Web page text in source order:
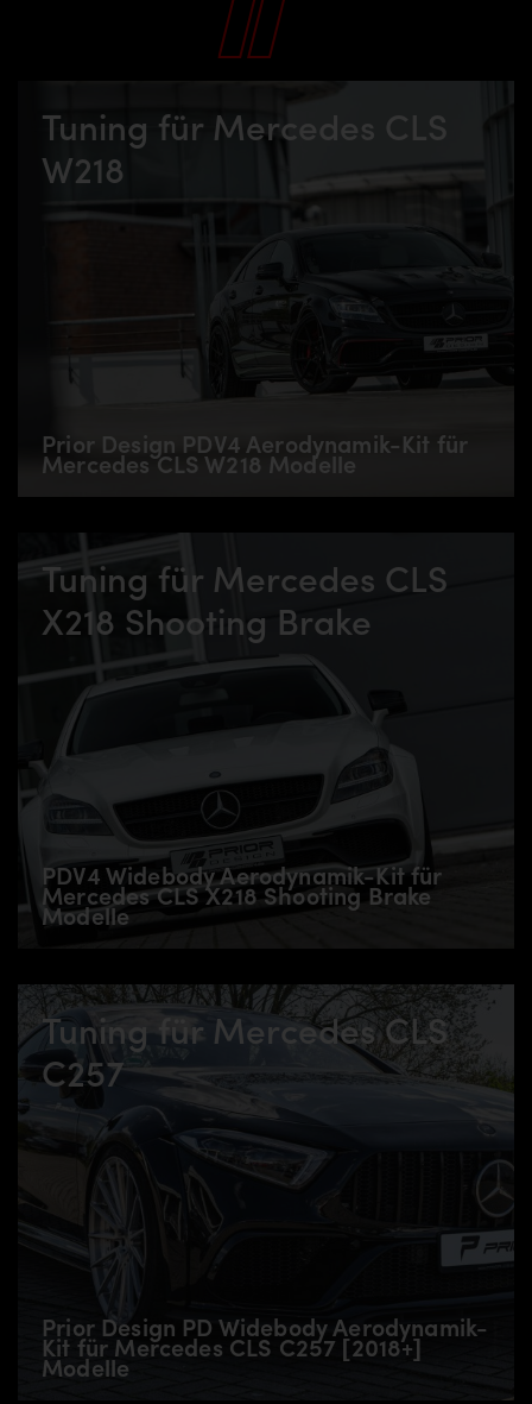
Tuning für Mercedes CLS
W218
Prior Design PDV4 Aerodynamik-Kit für
Mercedes CLS W218 Modelle
Tuning für Mercedes CLS
X218 Shooting Brake
PDV4 Widebody Aerodynamik-Kit für
Mercedes CLS X218 Shooting Brake
Modelle
Tuning für Mercedes CLS
C257
Prior Design PD Widebody Aerodynamik-
Kit für Mercedes CLS C257 [2018+]
Modelle